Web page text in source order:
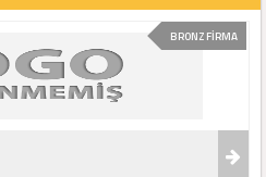
BRONZ FİRMA